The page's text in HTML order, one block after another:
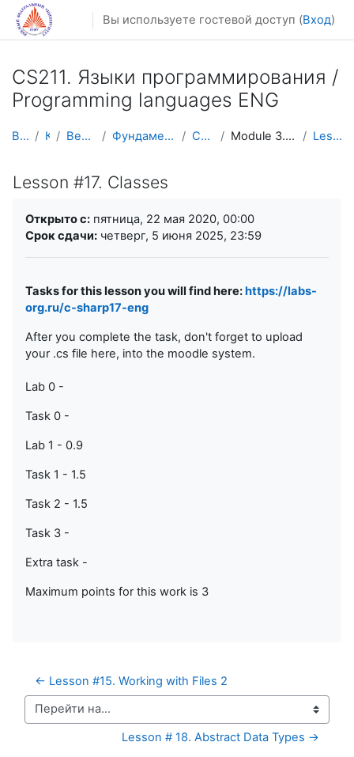
Перейти к основному содержанию
Вы используете гостевой доступ (Вход)
CS211. Языки программирования /
Programming languages ENG
В начало Курсы Весенний семестр Фундаментальная информатика и ИТ CS211 ENG (c#) Module 3. Object Oriented Programming Lesson #17. Classes
Lesson #17. Classes
Открыто с: пятница, 22 мая 2020, 00:00
Срок сдачи: четверг, 5 июня 2025, 23:59
Tasks for this lesson you will find here:https://labs-
org.ru/c-sharp17-eng
After you complete the task, don't forget to upload
your .cs file here, into the moodle system.
Lab 0 -
Task 0 -
Lab 1 - 0.9
Task 1 - 1.5
Task 2 - 1.5
Task 3 -
Extra task -
Maximum points for this work is 3
← Lesson #15. Working with Files 2
Перейти на...
Lesson # 18. Abstract Data Types →